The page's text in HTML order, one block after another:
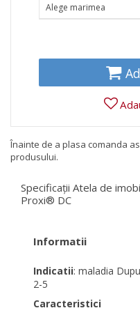
Alege marimea
Înainte de a plasa comanda
produsului.
Specificații Atela de
Proxi® DC
Informatii
Indicatii: maladia
2-5
Caracteristici